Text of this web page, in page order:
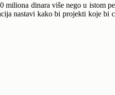
dinara više nego u istom
nastavi kako bi projekti koje